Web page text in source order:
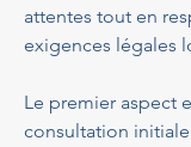
attentes tout en
exigences légales
Le premier aspect
consultation